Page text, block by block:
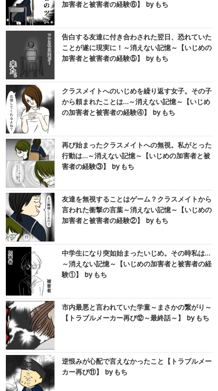
加害者と被害者の経験⑥】 by もち
告白する友達に付き合わされた翌日、恐れていた
ことが遂に現実に！～消えない記憶～【いじめの
加害者と被害者の経験⑤】 by もち
クラスメイトへのいじめを繰り返す女子。その子
から頼まれたことは…～消えない記憶～【いじめ
の加害者と被害者の経験④】 by もち
再び始まったクラスメイトへの無視。私がとった
行動は…～消えない記憶～【いじめの加害者と被
害者の経験③】 by もち
友達を無視することはゲーム？クラスメイトから
言われた衝撃の言葉～消えない記憶～【いじめの
加害者と被害者の経験②】 by もち
中学生になり突如始まったいじめ。その時私は…
～消えない記憶～【いじめの加害者と被害者の経
験①】 by もち
市内最悪と言われていた学童～まさかの繋がり～
【トラブルメーカー再び⑫～最終話～】 by もち
逆恨みが心配で言えなかったこと【トラブルメー
カー再び⑪】 by もち